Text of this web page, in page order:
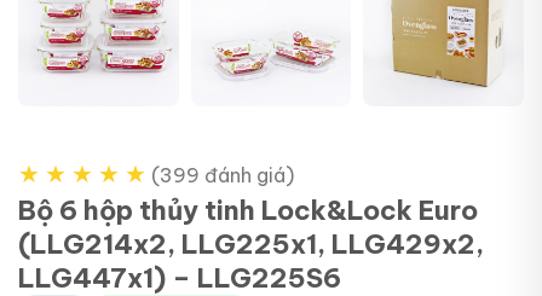
★ ★ ★ ★ ★ (399 đánh giá)
Bộ 6 hộp thủy tinh Lock&Lock Euro
(LLG214x2, LLG225x1, LLG429x2,
LLG447x1) – LLG225S6